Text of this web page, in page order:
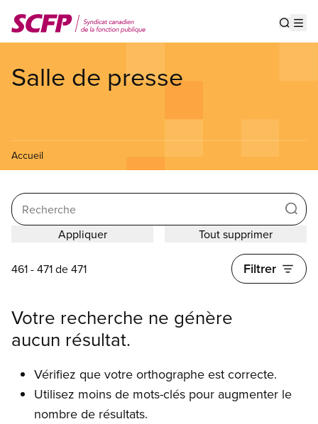
au
contenu
Salle de presse
Accueil
Recherche
461 - 471 de 471 Filtrer
Votre recherche ne génère
aucun résultat.
Vérifiez que votre orthographe est correcte.
Utilisez moins de mots-clés pour augmenter le
nombre de résultats.